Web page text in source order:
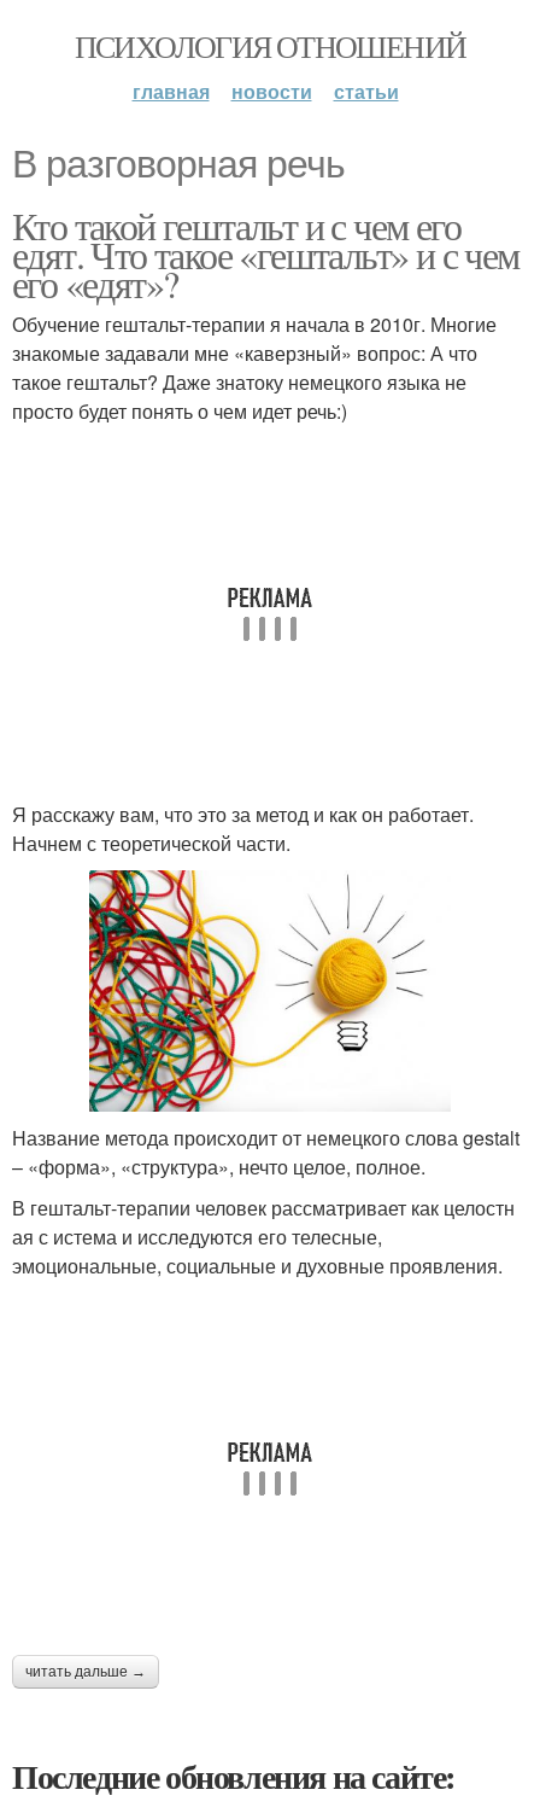
ПСИХОЛОГИЯ ОТНОШЕНИЙ
главная новости статьи
В разговорная речь
Кто такой гештальт и с чем его
едят. Что такое «гештальт» и с чем
его «едят»?
Обучение гештальт-терапии я начала в 2010г. Многие
знакомые задавали мне «каверзный» вопрос: А что
такое гештальт? Даже знатоку немецкого языка не
просто будет понять о чем идет речь:)
Я расскажу вам, что это за метод и как он работает.
Начнем с теоретической части.
Название метода происходит от немецкого слова gestalt
– «форма», «структура», нечто целое, полное.
В гештальт-терапии человек рассматривает как целостн
ая с истема и исследуются его телесные,
эмоциональные, социальные и духовные проявления.
читать дальше →
Последние обновления на сайте: